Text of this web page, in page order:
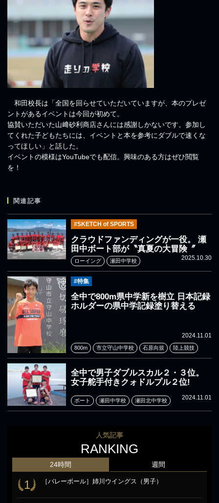
和田校長は「全国を回らせていただいていますが、本のプレゼ
ントがあるイベントは今回が初めて。
協賛いただいた山﨑砂利商店さんには感謝しかないです。参加し
てくれた子どもたちには、イベントと本を参考にダブルで速くな
ってほしい」と話した。
イベントの模様はYouTubeでも配信。興味のある方はぜひ閲覧
を！
関連記事
#SKETCH of SPORTS
クラウドファンディングが一役。 瀬
田中ボート部が〝真夏の大冒険〞
2025.10.30
ローイング 瀬田中学校
#特集
全中で800m県中学新を樹立 日本記録
ホルダーの県中学記録塗り替える
2024.11.01
800m 市立守山中学校 石原向規 陸上競技
全中で男子ダブルスカル２・３位。
女子舵手付きクォドルプル２位!
2024.11.01
ボート 瀬田中学校 瀬田北中学校
人気記事
RANKING
24時間
1 ［バレーボール］姉川ウイングス（男子）
週間